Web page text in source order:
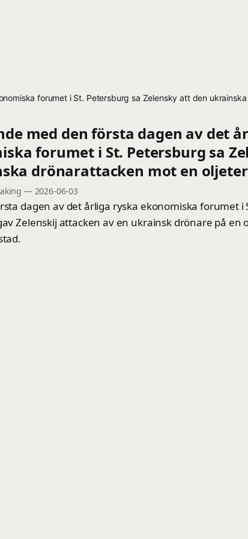
forumet i St. Petersburg sa Zelensky att den
med den första dagen av det
forumet i St. Petersburg sa
drönarattacken mot en
— 2026-06-03
dagen av det årliga ryska ekonomiska forumet i
Zelenskij attacken av en ukrainsk drönare på en